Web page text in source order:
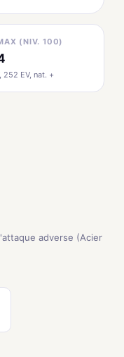
(NIV. 100)
252 EV, nat. +
adverse (Acier